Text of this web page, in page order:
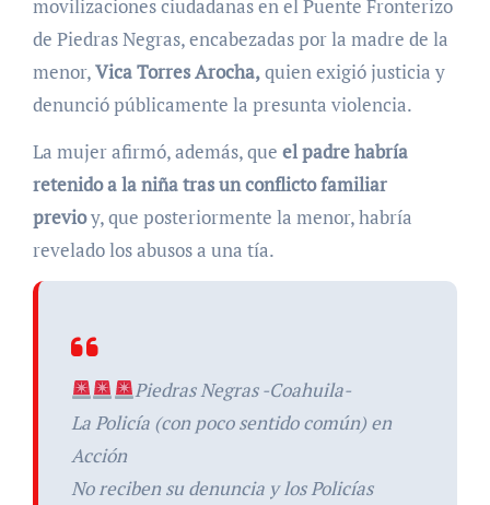
movilizaciones ciudadanas en el Puente Fronterizo
de Piedras Negras, encabezadas por la madre de la
menor,Vica Torres Arocha,quien exigió justicia y
denunció públicamente la presunta violencia.
La mujer afirmó, además, que el padre habría
retenido a la niña tras un conflicto familiar
previoy, que posteriormente la menor, habría
revelado los abusos a una tía.
Piedras Negras -Coahuila-
La Policía (con poco sentido común) en
Acción
No reciben su denuncia y los Policías